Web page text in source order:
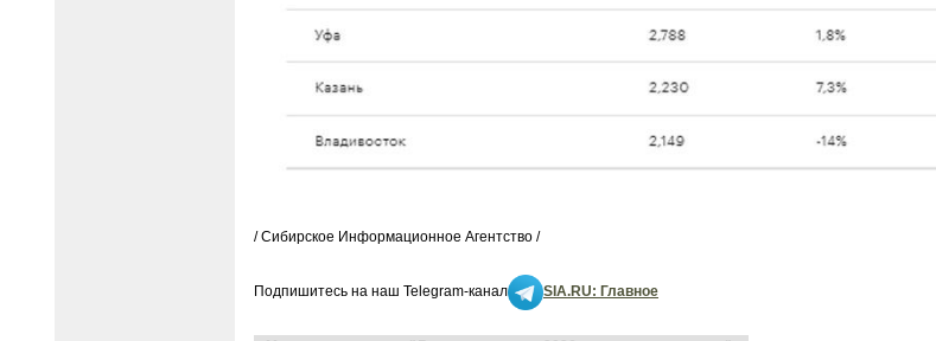
/ Сибирское Информационное Агентство /
Подпишитесь на наш Telegram-канал SIA.RU: Главное